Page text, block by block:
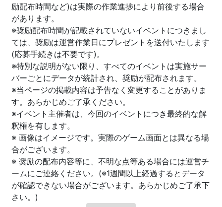
励配布時間など)は実際の作業進捗により前後する場合
があります。
※奨励配布時間が記載されていないイベントにつきまし
ては、奨励は運営作業日にプレゼントを送付いたします
(応募手続きは不要です)。
※特別な説明がない限り、すべてのイベントは実施サー
バーごとにデータが統計され、奨励が配布されます。
※当ページの掲載内容は予告なく変更することがありま
す。あらかじめご了承ください。
※イベント主催者は、今回のイベントにつき最終的な解
釈権を有します。
※ 画像はイメージです。実際のゲーム画面とは異なる場
合がございます。
※ 奨励の配布内容等に、不明な点等ある場合には運営チ
ームにご連絡ください。(※1週間以上経過するとデータ
が確認できない場合がございます。あらかじめご了承下
さい。)